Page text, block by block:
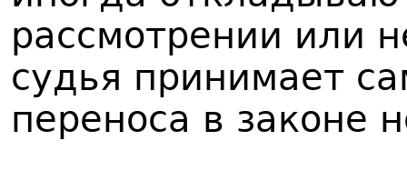
рассмотрении или
судья принимает
переноса в законе